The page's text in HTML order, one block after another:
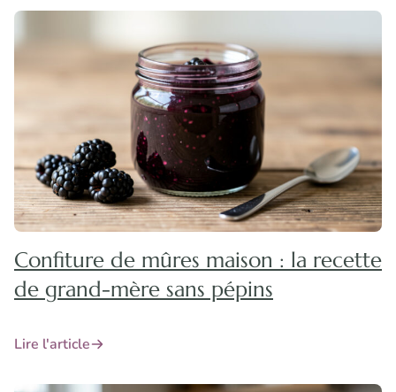
Confiture de mûres maison : la recette
de grand-mère sans pépins
Lire l'article